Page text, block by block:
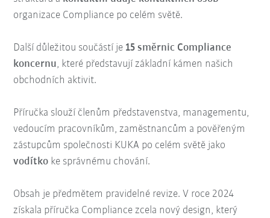
organizace Compliance po celém světě.
Další důležitou součástí je 15 směrnic Compliance
koncernu, které představují základní kámen našich
obchodních aktivit.
Příručka slouží členům představenstva, managementu,
vedoucím pracovníkům, zaměstnancům a pověřeným
zástupcům společnosti KUKA po celém světě jako
vodítko ke správnému chování.
Obsah je předmětem pravidelné revize. V roce 2024
získala příručka Compliance zcela nový design, který